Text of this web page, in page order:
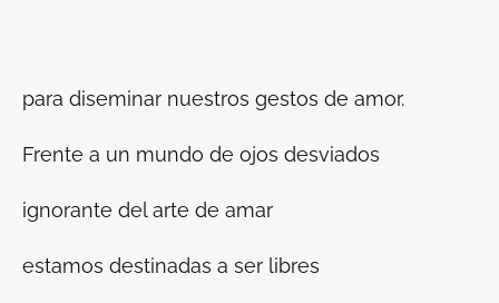
para diseminar nuestros gestos de amor.
Frente a un mundo de ojos desviados
ignorante del arte de amar
estamos destinadas a ser libres